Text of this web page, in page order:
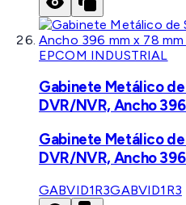
EPCOM INDUSTRIAL
Gabinete Metálico
DVR/NVR, Ancho
Gabinete Metálico
DVR/NVR, Ancho
GABVID1R3GABVID1R3